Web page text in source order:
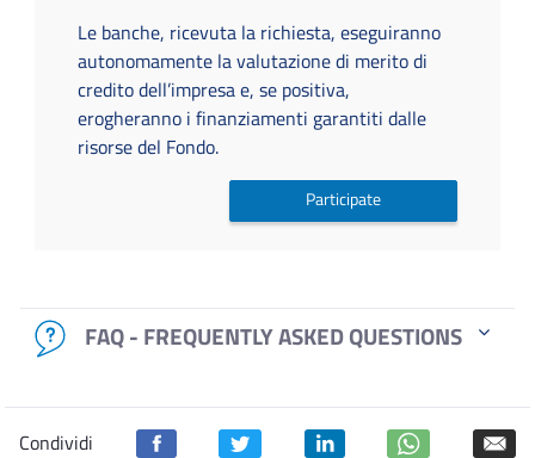
Le banche, ricevuta la richiesta, eseguiranno
autonomamente la valutazione di merito di
credito dell’impresa e, se positiva,
erogheranno i finanziamenti garantiti dalle
risorse del Fondo.
Participate
FAQ - FREQUENTLY ASKED QUESTIONS
Condividi